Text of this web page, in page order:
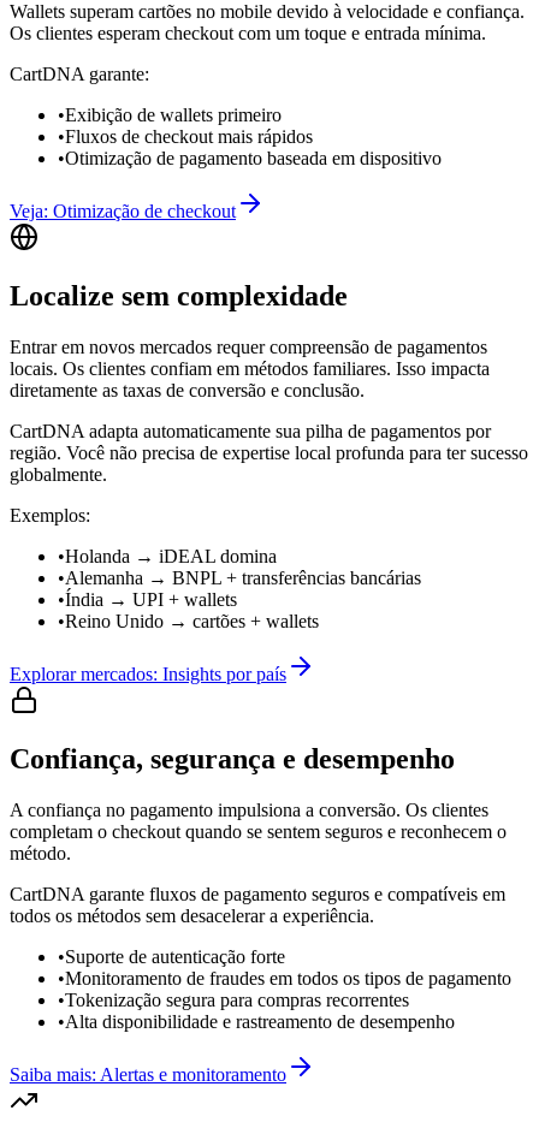
Wallets superam cartões no mobile devido à velocidade e confiança.
Os clientes esperam checkout com um toque e entrada mínima.
CartDNA garante:
•Exibição de wallets primeiro
•Fluxos de checkout mais rápidos
•Otimização de pagamento baseada em dispositivo
Veja: Otimização de checkout
Localize sem complexidade
Entrar em novos mercados requer compreensão de pagamentos
locais. Os clientes confiam em métodos familiares. Isso impacta
diretamente as taxas de conversão e conclusão.
CartDNA adapta automaticamente sua pilha de pagamentos por
região. Você não precisa de expertise local profunda para ter sucesso
globalmente.
Exemplos:
•Holanda → iDEAL domina
•Alemanha → BNPL + transferências bancárias
•Índia → UPI + wallets
•Reino Unido → cartões + wallets
Explorar mercados: Insights por país
Confiança, segurança e desempenho
A confiança no pagamento impulsiona a conversão. Os clientes
completam o checkout quando se sentem seguros e reconhecem o
método.
CartDNA garante fluxos de pagamento seguros e compatíveis em
todos os métodos sem desacelerar a experiência.
•Suporte de autenticação forte
•Monitoramento de fraudes em todos os tipos de pagamento
•Tokenização segura para compras recorrentes
•Alta disponibilidade e rastreamento de desempenho
Saiba mais: Alertas e monitoramento